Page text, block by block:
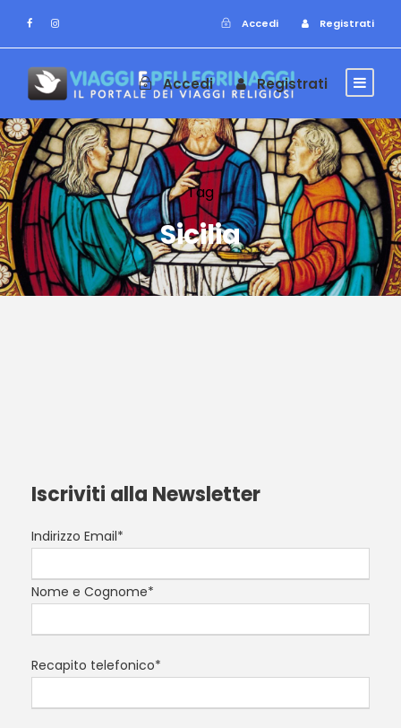
Accedi Registrati
Accedi Registrati
Tag
Sicilia
Iscriviti alla Newsletter
Indirizzo Email*
Nome e Cognome*
Recapito telefonico*